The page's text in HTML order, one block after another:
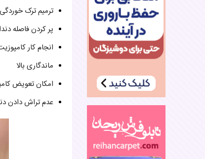
ترمیم ترک
پر کردن فاصله
انجام کار کامپوزیت در
ماندگاری بالا
امکان تعویض
عدم تراش دادن